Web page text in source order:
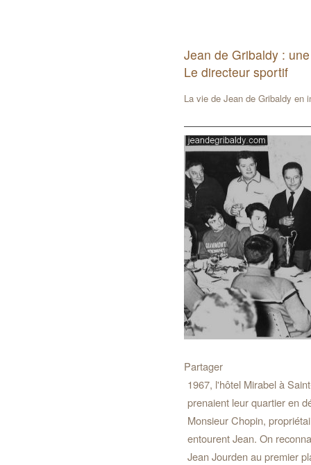
Jean de Gribaldy :
Le directeur sportif
La vie de Jean de Gribaldy en
Partager
1967, l'hôtel Mirabel à
prenaient leur quartier en
Monsieur Chopin,
entourent Jean. On
Jean Jourden au premier